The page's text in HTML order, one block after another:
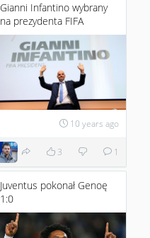
Gianni Infantino wybrany
na prezydenta FIFA
10 years ago
3 1
Juventus pokonał Genoę
1:0